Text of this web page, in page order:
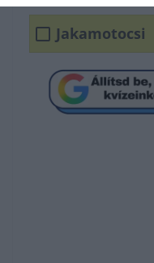
Jakamotocsi